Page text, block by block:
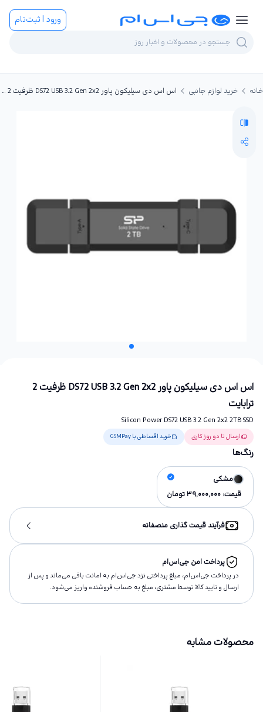
ورود | ثبت‌نام
خانه خرید لوازم جانبی اس اس دی سیلیکون پاور DS72 USB 3.2 Gen 2x2 ظرفیت 2 ترابایت
اس اس دی سیلیکون پاور DS72 USB 3.2 Gen 2x2 ظرفیت 2
ترابایت
Silicon Power DS72 USB 3.2 Gen 2x2 2TB SSD
ارسال تا دو روز کاری خرید اقساطی با GSMPay
رنگ‌ها
مشکی
قیمت: 39,000,000تومان
فرآیند قیمت گذاری منصفانه
پرداخت امن جی‌اس‌ام
در پرداخت جی‌اس‌ام، مبلغ پرداختى نزد جی‌اس‌ام به امانت باقى مى‌ماند و پس از
ارسال و تاييد كالا توسط مشتری، مبلغ به حساب فروشنده واريز مى‌شود.
محصولات مشابه